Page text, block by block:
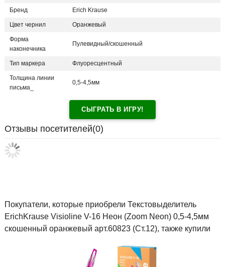
Бренд Erich Krause
Цвет чернил Оранжевый
Форма
наконечника
Пулевидный/скошенный
Тип маркера Флуоресцентный
Толщина линии
письма_
0,5-4,5мм
СЫГРАТЬ В ИГРУ!
Отзывы посетителей(0)
Покупатели, которые приобрели Текстовыделитель
ErichKrause Visioline V-16 Неон (Zoom Neon) 0,5-4,5мм
скошенный оранжевый арт.60823 (Ст.12), также купили